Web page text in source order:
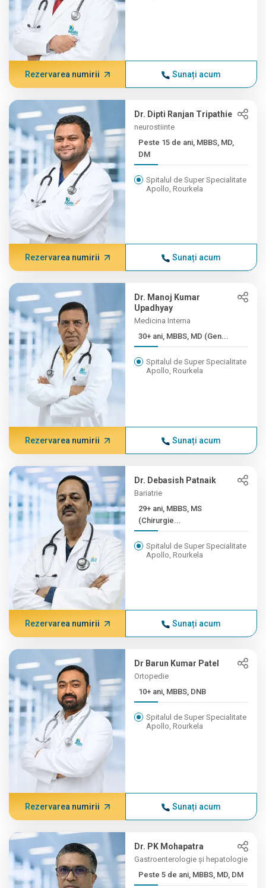
Rezervarea numirii Sunați acum
Dr. Dipti Ranjan Tripathie
neurostiinte
Peste 15 de ani, MBBS, MD,
DM
Spitalul de Super Specialitate
Apollo, Rourkela
Rezervarea numirii Sunați acum
Dr. Manoj Kumar
Upadhyay
Medicina Interna
30+ ani, MBBS, MD (Gen...
Spitalul de Super Specialitate
Apollo, Rourkela
Rezervarea numirii Sunați acum
Dr. Debasish Patnaik
Bariatrie
29+ ani, MBBS, MS
(Chirurgie...
Spitalul de Super Specialitate
Apollo, Rourkela
Rezervarea numirii Sunați acum
Dr Barun Kumar Patel
Ortopedie
10+ ani, MBBS, DNB
Spitalul de Super Specialitate
Apollo, Rourkela
Rezervarea numirii Sunați acum
Dr. PK Mohapatra
Gastroenterologie și hepatologie
Peste 5 de ani, MBBS, MD, DM